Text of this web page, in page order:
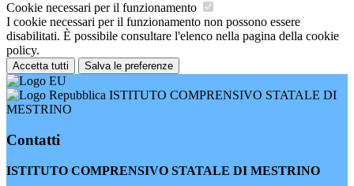
Cookie necessari per il funzionamento
I cookie necessari per il funzionamento non possono essere
disabilitati. È possibile consultare l'elenco nella pagina della cookie
policy.
Accetta tutti Salva le preferenze
ISTITUTO COMPRENSIVO STATALE DI
MESTRINO
Contatti
ISTITUTO COMPRENSIVO STATALE DI MESTRINO